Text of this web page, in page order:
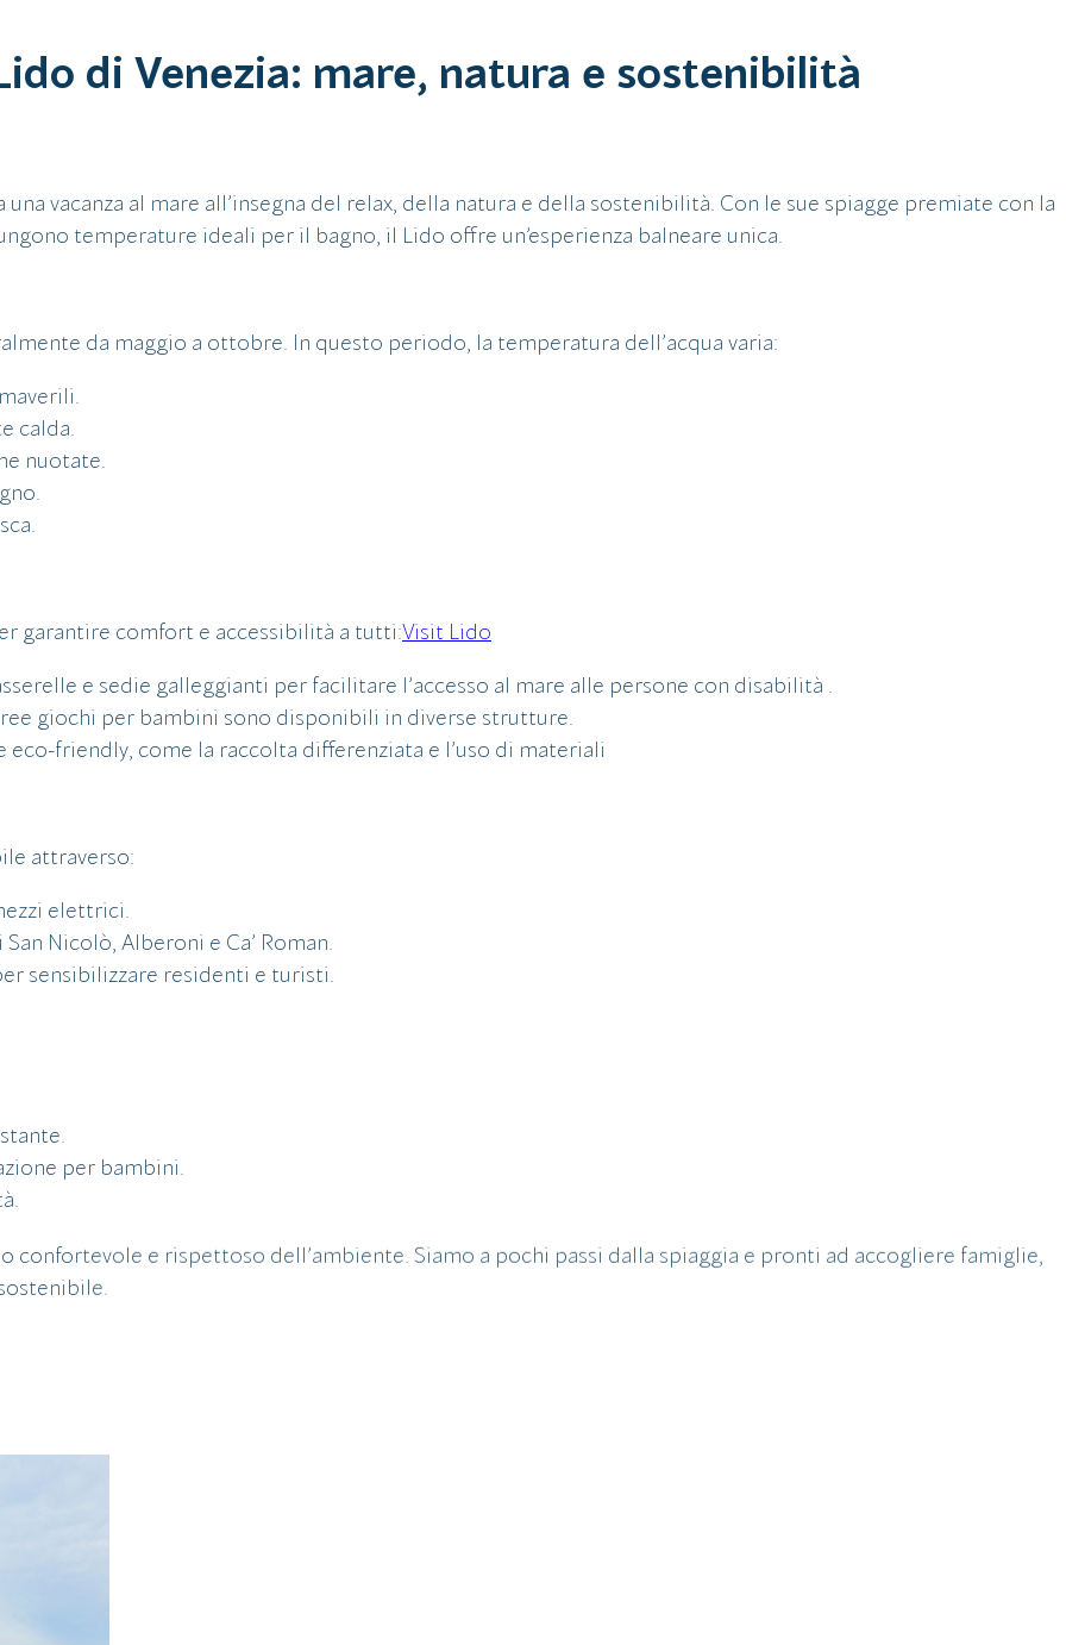
di Venezia: mare, natura e sostenibilità
vacanza al mare all’insegna del relax, della natura e della sostenibilità. Con le sue spiagge premiate con la
temperature ideali per il bagno, il Lido offre un’esperienza balneare unica.
da maggio a ottobre. In questo periodo, la temperatura dell’acqua varia:
calda.
nuotate.
garantire comfort e accessibilità a tutti:Visit Lido
e sedie galleggianti per facilitare l’accesso al mare alle persone con disabilità .
giochi per bambini sono disponibili in diverse strutture.
friendly, come la raccolta differenziata e l’uso di materiali
attraverso:
elettrici.
Nicolò, Alberoni e Ca’ Roman.
sensibilizzare residenti e turisti.
per bambini.
confortevole e rispettoso dell’ambiente. Siamo a pochi passi dalla spiaggia e pronti ad accogliere famiglie,